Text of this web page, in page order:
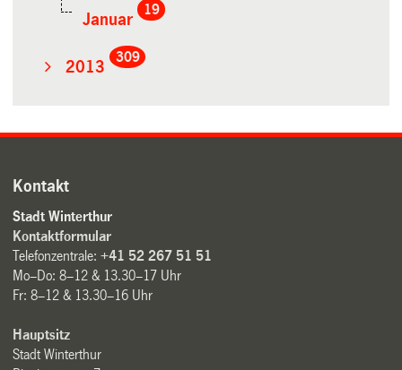
Januar
19
2013
309
Kontakt
Stadt Winterthur
Kontaktformular
Telefonzentrale:+41 52 267 51 51
Mo–Do: 8–12 & 13.30–17 Uhr
Fr: 8–12 & 13.30–16 Uhr
Hauptsitz
Stadt Winterthur